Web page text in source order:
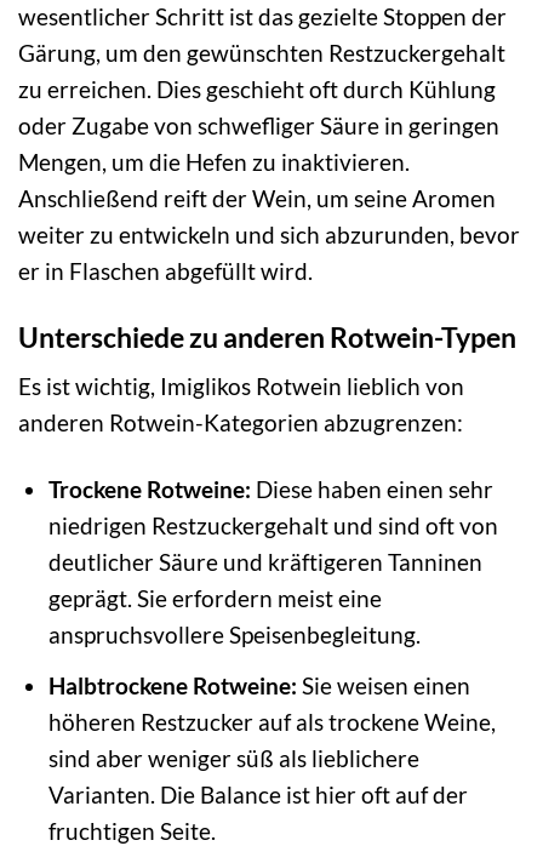
wesentlicher Schritt ist das gezielte Stoppen der
Gärung, um den gewünschten Restzuckergehalt
zu erreichen. Dies geschieht oft durch Kühlung
oder Zugabe von schwefliger Säure in geringen
Mengen, um die Hefen zu inaktivieren.
Anschließend reift der Wein, um seine Aromen
weiter zu entwickeln und sich abzurunden, bevor
er in Flaschen abgefüllt wird.
Unterschiede zu anderen Rotwein-Typen
Es ist wichtig, Imiglikos Rotwein lieblich von
anderen Rotwein-Kategorien abzugrenzen:
Trockene Rotweine: Diese haben einen sehr
niedrigen Restzuckergehalt und sind oft von
deutlicher Säure und kräftigeren Tanninen
geprägt. Sie erfordern meist eine
anspruchsvollere Speisenbegleitung.
Halbtrockene Rotweine: Sie weisen einen
höheren Restzucker auf als trockene Weine,
sind aber weniger süß als lieblichere
Varianten. Die Balance ist hier oft auf der
fruchtigen Seite.